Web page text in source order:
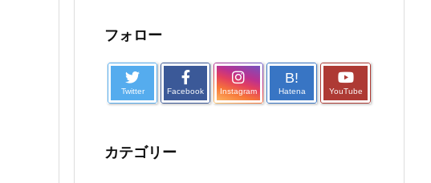
フォロー
Twitter Facebook Instagram
B!
Hatena YouTube
カテゴリー